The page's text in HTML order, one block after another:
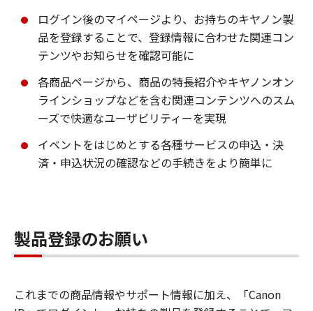
ログイン後のマイページより、お持ちのキヤノン製
品を登録することで、登録情報に合わせた関連コン
テンツやお知らせを確認可能に
各商品ページから、商品の特長紹介やキヤノンオン
ラインショップなどを含む関連コンテンツへのスム
ーズで快適なユーザビリティーを実現
イベントをはじめとする各種サービスの申込・決
済・申込状況の確認などの手続きをより簡単に
製品登録のお願い
これまでの商品情報やサポート情報に加え、「Canon